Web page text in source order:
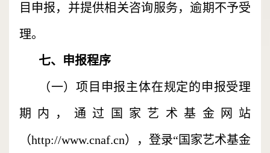
目申报，并提供相关咨询服务，逾期不予受
理。
七、申报程序
（一）项目申报主体在规定的申报受理
期内，通过国家艺术基金网站
（http://www.cnaf.cn），登录“国家艺术基金